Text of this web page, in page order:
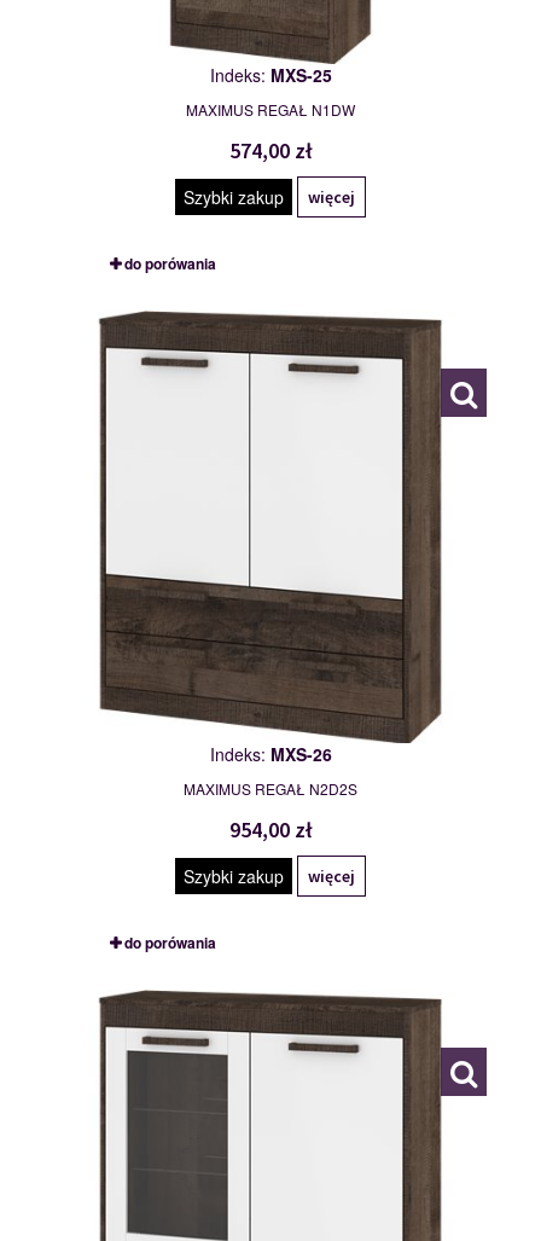
Indeks: MXS-25
MAXIMUS REGAŁ N1DW
574,00 zł
Szybki zakup więcej
do porówania
MXS-26
117778
Indeks: MXS-26
MAXIMUS REGAŁ N2D2S
954,00 zł
Szybki zakup więcej
do porówania
MXS-27
117779